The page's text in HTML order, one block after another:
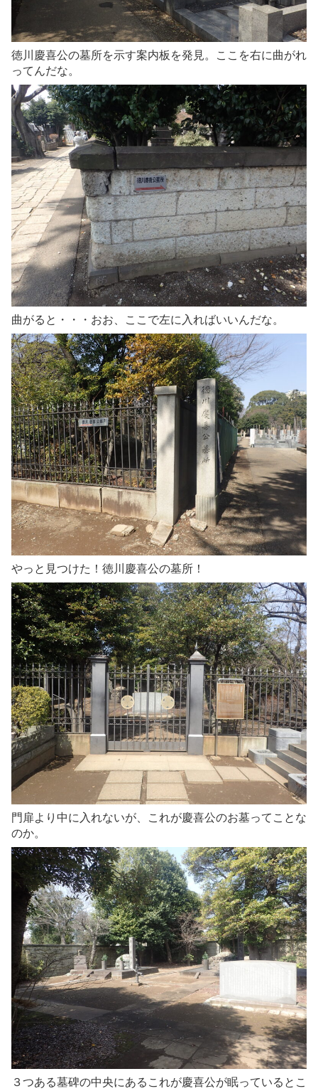
徳川慶喜公の墓所を示す案内板を発見。ここを右に曲がれ
ってんだな。
曲がると・・・おお、ここで左に入ればいいんだな。
やっと見つけた！徳川慶喜公の墓所！
門扉より中に入れないが、これが慶喜公のお墓ってことな
のか。
３つある墓碑の中央にあるこれが慶喜公が眠っているとこ